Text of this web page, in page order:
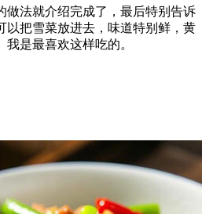
法就介绍完成了，最后特别告诉
以把雪菜放进去，味道特别鲜，黄
是最喜欢这样吃的。